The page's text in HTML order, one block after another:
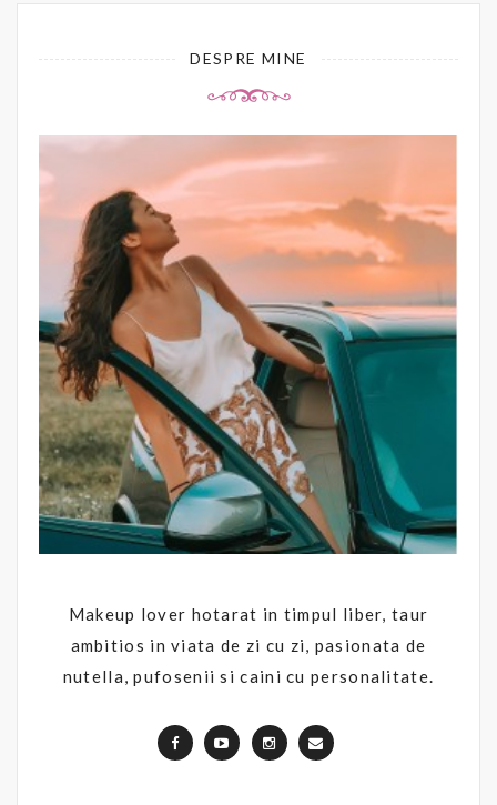
DESPRE MINE
Makeup lover hotarat in timpul liber, taur
ambitios in viata de zi cu zi, pasionata de
nutella, pufosenii si caini cu personalitate.